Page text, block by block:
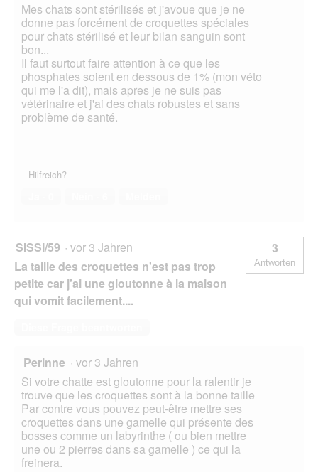
Mes chats sont stérilisés et j'avoue que je ne
donne pas forcément de croquettes spéciales
pour chats stérilisé et leur bilan sanguin sont
bon...
Il faut surtout faire attention à ce que les
phosphates soient en dessous de 1% (mon véto
qui me l'a dit), mais apres je ne suis pas
vétérinaire et j'ai des chats robustes et sans
problème de santé.
Hilfreich?
SISSI/59 · vor 3 Jahren
La taille des croquettes n'est pas trop
petite car j'ai une gloutonne à la maison
qui vomit facilement....
3
Antworten
Perinne · vor 3 Jahren
Si votre chatte est gloutonne pour la ralentir je
trouve que les croquettes sont à la bonne taille
Par contre vous pouvez peut-être mettre ses
croquettes dans une gamelle qui présente des
bosses comme un labyrinthe ( ou bien mettre
une ou 2 pierres dans sa gamelle ) ce qui la
freinera.